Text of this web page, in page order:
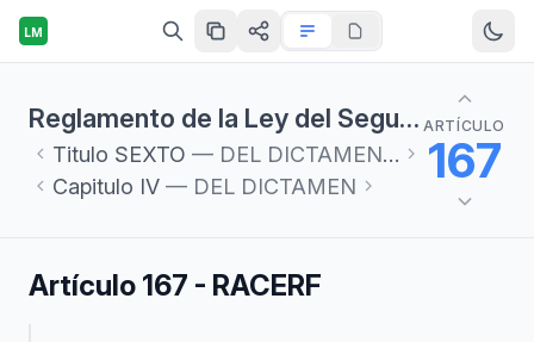
LM
Reglamento de la Ley del Seguro Social en materia de Afiliación, Clasificación de Empresas, Recaudación y Fiscalización
Titulo SEXTO — DEL DICTAMEN Y CORRECCIÓN DE LAS OBLIGACIONES PATRONALES
Capitulo IV — DEL DICTAMEN
ARTÍCULO
167
Artículo 167 - RACERF